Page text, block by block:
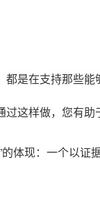
都是在支持那些
这样做，您有
体现：一个以证